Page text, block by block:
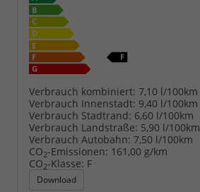
Verbrauch kombiniert: 7,10 l/100km
Verbrauch Innenstadt: 9,40 l/100km
Verbrauch Stadtrand: 6,60 l/100km
Verbrauch Landstraße: 5,90 l/100km
Verbrauch Autobahn: 7,50 l/100km
CO2-Emissionen: 161,00 g/km
CO2-Klasse: F
Download